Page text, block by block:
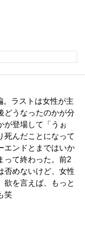
ラストは女性が主
どうなったのかが分
が登場して「うぉ
死んだことになって
エンドとまではいか
って終わった。前2
否めないけど、女性
欲を言えば、もっと
笑